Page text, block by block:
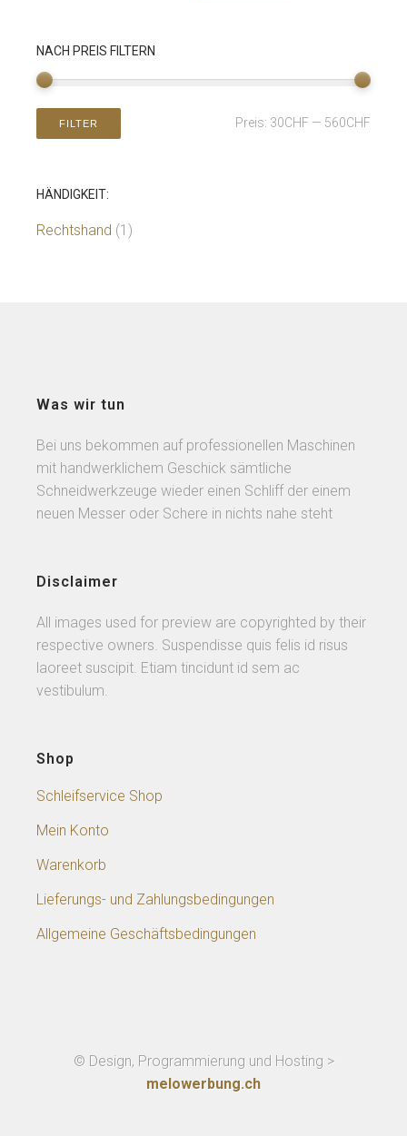
NACH PREIS FILTERN
FILTER Preis: 30CHF — 560CHF
HÄNDIGKEIT:
Rechtshand (1)
Was wir tun
Bei uns bekommen auf professionellen Maschinen
mit handwerklichem Geschick sämtliche
Schneidwerkzeuge wieder einen Schliff der einem
neuen Messer oder Schere in nichts nahe steht
Disclaimer
All images used for preview are copyrighted by their
respective owners. Suspendisse quis felis id risus
laoreet suscipit. Etiam tincidunt id sem ac
vestibulum.
Shop
Schleifservice Shop
Mein Konto
Warenkorb
Lieferungs- und Zahlungsbedingungen
Allgemeine Geschäftsbedingungen
© Design, Programmierung und Hosting >
melowerbung.ch